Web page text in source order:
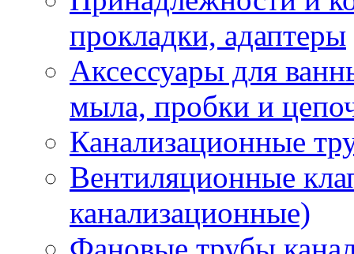
прокладки, адаптеры
Аксессуары для
мыла, пробки и
Канализационные
Вентиляционные
канализационные)